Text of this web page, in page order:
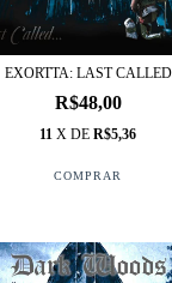
EXORTTA: LAST CALLED
R$48,00
11 X DER$5,36